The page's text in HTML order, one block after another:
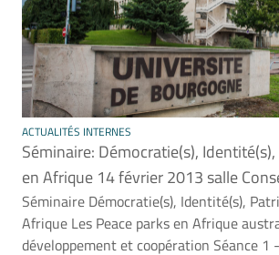
ACTUALITÉS INTERNES
Séminaire: Démocratie(s),
en Afrique 14 février 2013 salle
Séminaire Démocratie(s), Identité(s),
Afrique Les Peace parks en Afrique
développement et coopération Séance